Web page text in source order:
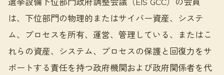
は、下位部門の物理的またはサイバー資産、システ
ム、プロセスを所有、運営、管理している、またはこ
れらの資産、システム、プロセスの保護と回復力をサ
ポートする責任を持つ政府機関および政府関係者を代